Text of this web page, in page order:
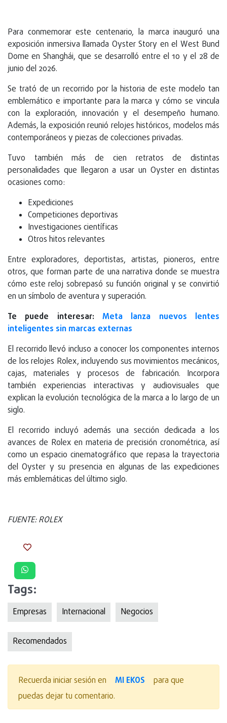
Para conmemorar este centenario, la marca inauguró una
exposición inmersiva llamada Oyster Story en el West Bund
Dome en Shanghái, que se desarrolló entre el 10 y el 28 de
junio del 2026.
Se trató de un recorrido por la historia de este modelo tan
emblemático e importante para la marca y cómo se vincula
con la exploración, innovación y el desempeño humano.
Además, la exposición reunió relojes históricos, modelos más
contemporáneos y piezas de colecciones privadas.
Tuvo también más de cien retratos de distintas
personalidades que llegaron a usar un Oyster en distintas
ocasiones como:
Expediciones
Competiciones deportivas
Investigaciones científicas
Otros hitos relevantes
Entre exploradores, deportistas, artistas, pioneros, entre
otros, que forman parte de una narrativa donde se muestra
cómo este reloj sobrepasó su función original y se convirtió
en un símbolo de aventura y superación.
Te puede interesar: Meta lanza nuevos lentes
inteligentes sin marcas externas
El recorrido llevó incluso a conocer los componentes internos
de los relojes Rolex, incluyendo sus movimientos mecánicos,
cajas, materiales y procesos de fabricación. Incorpora
también experiencias interactivas y audiovisuales que
explican la evolución tecnológica de la marca a lo largo de un
siglo.
El recorrido incluyó además una sección dedicada a los
avances de Rolex en materia de precisión cronométrica, así
como un espacio cinematográfico que repasa la trayectoria
del Oyster y su presencia en algunas de las expediciones
más emblemáticas del último siglo.
FUENTE: ROLEX
Tags:
Empresas Internacional Negocios
Recomendados
Recuerda iniciar sesión en MI EKOS
para que
puedas dejar tu comentario.